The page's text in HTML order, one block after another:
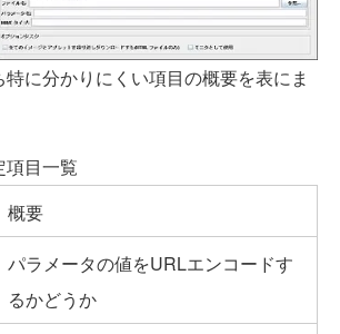
に分かりにくい項目の概要を表にま
項目一覧
概要
パラメータの値をURLエンコードす
るかどうか